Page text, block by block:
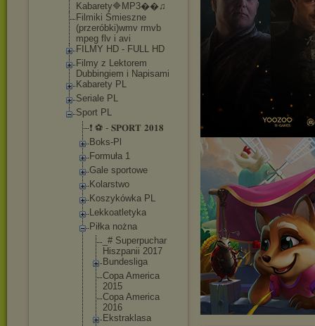
Kabarety🔷MP3��♫
Filmiki Śmieszne
(przeróbki)wmv rmvb
mpeg flv i avi
FILMY HD - FULL HD
Filmy z Lektorem
Dubbingiem i Napisami
Kabarety PL
Seriale PL
Sport PL
❗ ⚽ - 𝐒𝐏𝐎𝐑𝐓 𝟐𝟎𝟏𝟖
Boks-Pl
Formuła 1
Gale sportowe
Kolarstwo
Koszykówka PL
Lekkoatletyka
Piłka nożna
_# Superpuc har
Hiszpanii 2017
Bundesliga
Copa America
2015
Copa America
2016
Ekstrakl asa